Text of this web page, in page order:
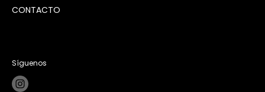
CONTACTO
Síguenos